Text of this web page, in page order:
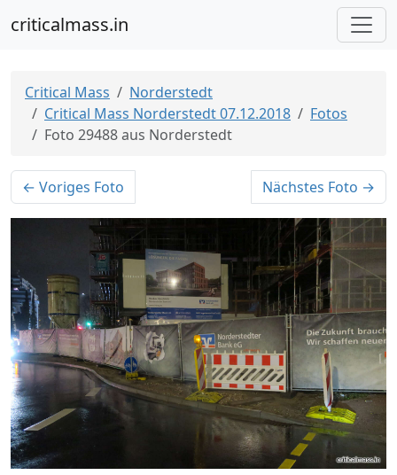
criticalmass.in
Critical Mass
Norderstedt
Critical Mass Norderstedt 07.12.2018
Fotos
Foto 29488 aus Norderstedt
← Voriges Foto Nächstes Foto →